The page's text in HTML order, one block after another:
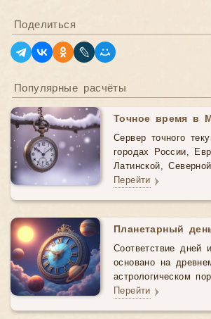
Поделиться
Популярные расчёты
Точное время в
Сервер точного
городах России,
Латинской,
Перейти
Планетарный
Соответствие дней
основано на
астрологическом
Перейти